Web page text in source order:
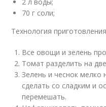
70 г соли;
Технология
Все овощи и зелень
Томат разделить на
Зелень и чеснок
сделать со сладким и
перемешать.